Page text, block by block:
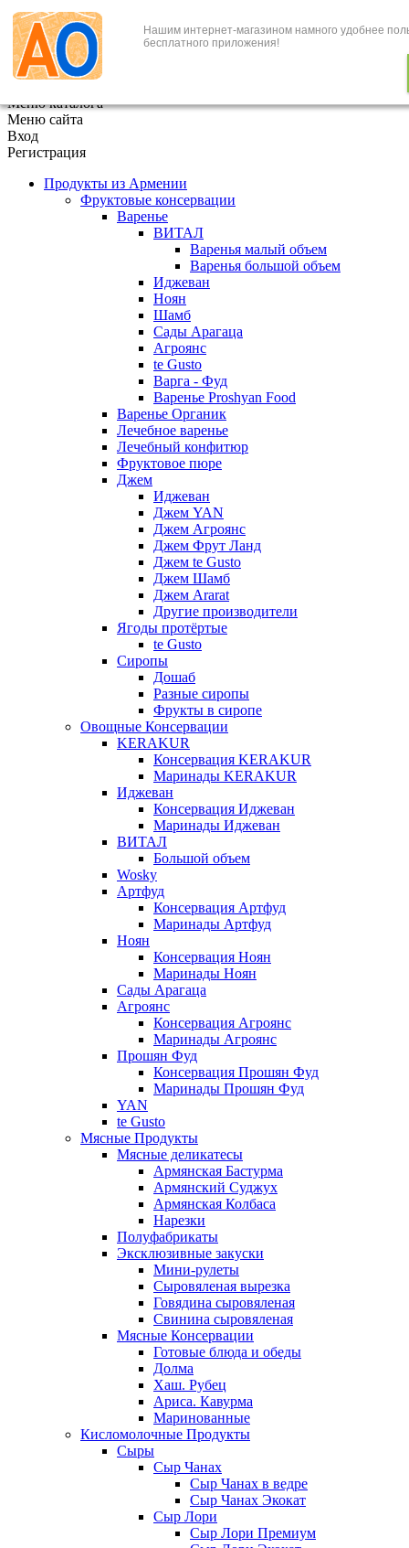
Нашим интернет-магазином намного удобнее
бесплатного приложения!
+7 (495) 646-888-1
В корзине 0 товаров
Меню каталога
Меню сайта
Вход
Регистрация
Продукты из Армении
Фруктовые консервации
Варенье
ВИТАЛ
Варенья малый объем
Варенья большой объем
Иджеван
Ноян
Шамб
Сады Арагаца
Агроянс
te Gusto
Варга - Фуд
Варенье Proshyan Food
Варенье Органик
Лечебное варенье
Лечебный конфитюр
Фруктовое пюре
Джем
Иджеван
Джем YAN
Джем Агроянс
Джем Фрут Ланд
Джем te Gusto
Джем Шамб
Джем Ararat
Другие производители
Ягоды протёртые
te Gusto
Сиропы
Дошаб
Разные сиропы
Фрукты в сиропе
Овощные Консервации
KERAKUR
Консервация KERAKUR
Маринады KERAKUR
Иджеван
Консервация Иджеван
Маринады Иджеван
ВИТАЛ
Большой объем
Wosky
Артфуд
Консервация Артфуд
Маринады Артфуд
Ноян
Консервация Ноян
Маринады Ноян
Сады Арагаца
Агроянс
Консервация Агроянс
Маринады Агроянс
Прошян Фуд
Консервация Прошян Фуд
Маринады Прошян Фуд
YAN
te Gusto
Мясные Продукты
Мясные деликатесы
Армянская Бастурма
Армянский Суджух
Армянская Колбаса
Нарезки
Полуфабрикаты
Эксклюзивные закуски
Мини-рулеты
Сыровяленая вырезка
Говядина сыровяленая
Свинина сыровяленая
Мясные Консервации
Готовые блюда и обеды
Долма
Хаш. Рубец
Ариса. Кавурма
Маринованные
Кисломолочные Продукты
Сыры
Сыр Чанах
Сыр Чанах в ведре
Сыр Чанах Экокат
Сыр Лори
Сыр Лори Премиум